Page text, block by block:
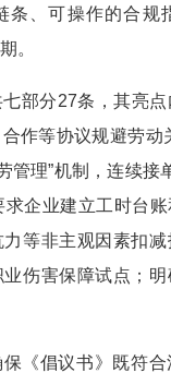
条、可操作的合规
。
七部分27条，其亮
作等协议规避劳动
管理”机制，连续接
企业建立工时台
等非主观因素扣
伤害保障试点；
《倡议书》既符